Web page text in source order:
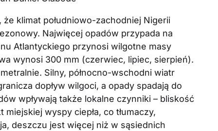
że klimat południowo-zachodniej Nigerii
Najwięcej opadów przypada na
Atlantyckiego przynosi wilgotne masy
wynosi 300 mm (czerwiec, lipiec, sierpień).
Silny, północno-wschodni wiatr
dopływ wilgoci, a opady spadają do
wpływają także lokalne czynniki – bliskość
wyspy ciepła, co tłumaczy,
deszczu jest więcej niż w sąsiednich